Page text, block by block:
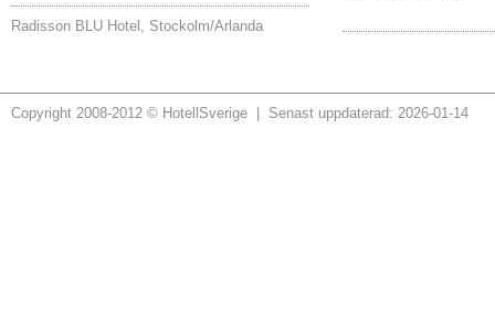
Radisson BLU Hotel, Stockolm/Arlanda
Copyright 2008-2012 © HotellSverige | Senast uppdaterad: 2026-01-14